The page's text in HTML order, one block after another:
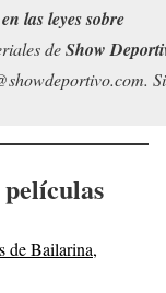
las leyes sobre
deShow
Si
de Bailarina,